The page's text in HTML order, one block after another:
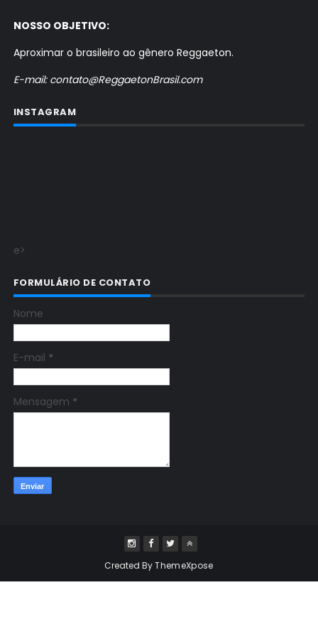
NOSSO OBJETIVO:
Aproximar o brasileiro ao gênero Reggaeton.
E-mail: contato@ReggaetonBrasil.com
INSTAGRAM
e>
FORMULÁRIO DE CONTATO
Nome
E-mail *
Mensagem *
Created ByThemeXpose